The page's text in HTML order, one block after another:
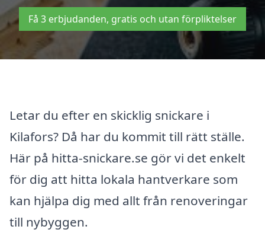
Få 3 erbjudanden, gratis och utan förpliktelser
Letar du efter en skicklig snickare i
Kilafors? Då har du kommit till rätt ställe.
Här på hitta-snickare.se gör vi det enkelt
för dig att hitta lokala hantverkare som
kan hjälpa dig med allt från renoveringar
till nybyggen.